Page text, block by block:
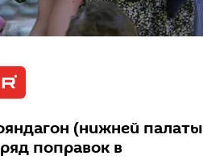
(нижней палаты
поправок в